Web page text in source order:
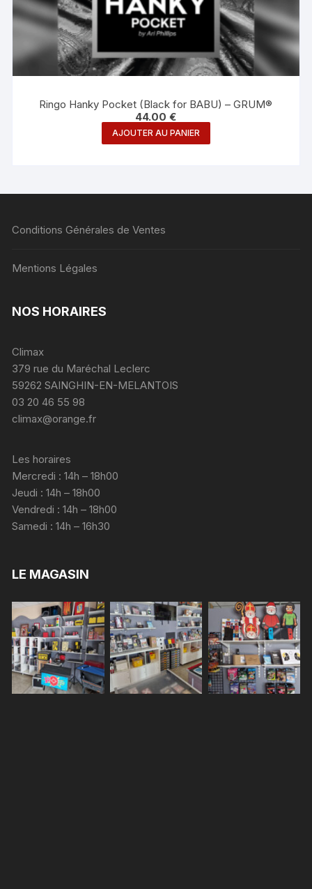
Ringo Hanky Pocket (Black for BABU) – GRUM®
44.00€
AJOUTER AU PANIER
Conditions Générales de Ventes
Mentions Légales
NOS HORAIRES
Climax
379 rue du Maréchal Leclerc
59262 SAINGHIN-EN-MELANTOIS
03 20 46 55 98
climax@orange.fr
Les horaires
Mercredi : 14h – 18h00
Jeudi : 14h – 18h00
Vendredi : 14h – 18h00
Samedi : 14h – 16h30
LE MAGASIN